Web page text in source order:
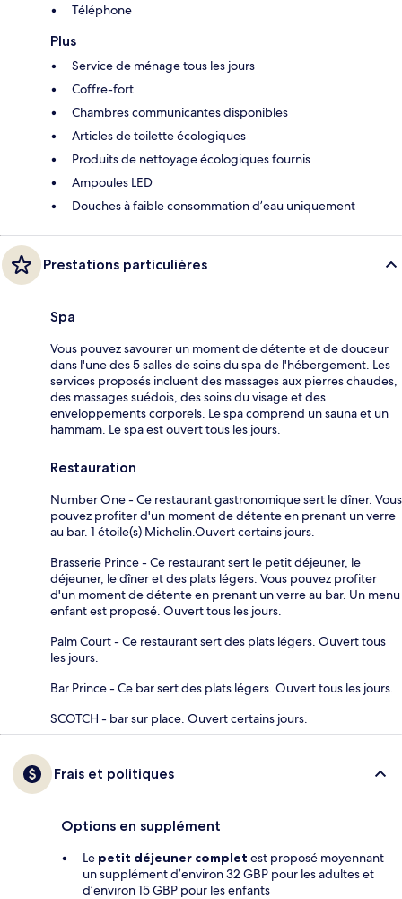
Téléphone
Plus
Service de ménage tous les jours
Coffre-fort
Chambres communicantes disponibles
Articles de toilette écologiques
Produits de nettoyage écologiques fournis
Ampoules LED
Douches à faible consommation d’eau uniquement
Prestations particulières
Spa
Vous pouvez savourer un moment de détente et de douceur
dans l'une des 5 salles de soins du spa de l'hébergement. Les
services proposés incluent des massages aux pierres chaudes,
des massages suédois, des soins du visage et des
enveloppements corporels. Le spa comprend un sauna et un
hammam. Le spa est ouvert tous les jours.
Restauration
Number One - Ce restaurant gastronomique sert le dîner. Vous
pouvez profiter d'un moment de détente en prenant un verre
au bar. 1 étoile(s) Michelin.Ouvert certains jours.
Brasserie Prince - Ce restaurant sert le petit déjeuner, le
déjeuner, le dîner et des plats légers. Vous pouvez profiter
d'un moment de détente en prenant un verre au bar. Un menu
enfant est proposé. Ouvert tous les jours.
Palm Court - Ce restaurant sert des plats légers. Ouvert tous
les jours.
Bar Prince - Ce bar sert des plats légers. Ouvert tous les jours.
SCOTCH - bar sur place. Ouvert certains jours.
Frais et politiques
Options en supplément
Le petit déjeuner complet est proposé moyennant
un supplément d’environ 32 GBP pour les adultes et
d’environ 15 GBP pour les enfants